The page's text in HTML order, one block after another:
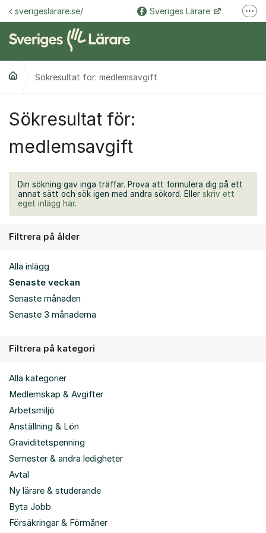
Hoppa till innehåll
sverigeslarare.se/ Sveriges Lärare
Sökresultat för: medlemsavgift
Sökresultat för:
medlemsavgift
Din sökning gav inga träffar. Prova att formulera dig på ett
annat sätt och sök igen med andra sökord. Eller skriv ett
eget inlägg här.
Filtrera på ålder
Alla inlägg
Senaste veckan
Senaste månaden
Senaste 3 månaderna
Filtrera på kategori
Alla kategorier
Medlemskap & Avgifter
Arbetsmiljö
Anställning & Lön
Graviditetspenning
Semester & andra ledigheter
Avtal
Ny lärare & studerande
Byta Jobb
Försäkringar & Förmåner